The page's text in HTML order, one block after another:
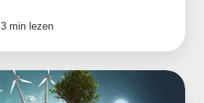
3 min lezen